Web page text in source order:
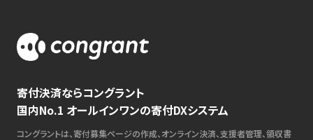
寄付決済ならコングラント
国内No.1 オールインワンの寄付DXシステム
コングラントは、寄付募集ページの作成、オンライン決済、支援者管理、領収書